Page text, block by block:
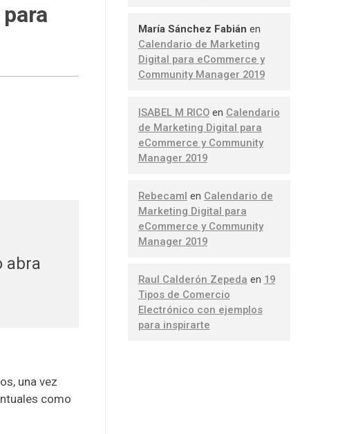
abra
una vez
como
María Sánchez Fabián en
Calendario de Marketing
Digital para eCommerce y
Community Manager 2019
ISABEL M RICOen Calendario
de Marketing Digital para
eCommerce y Community
Manager 2019
Rebecaml en Calendario de
Marketing Digital para
eCommerce y Community
Manager 2019
Raul Calderón Zepeda en 19
Tipos de Comercio
Electrónico con ejemplos
para inspirarte